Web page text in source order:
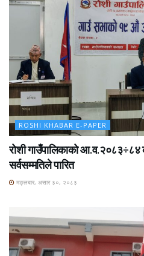
ROSHI KHABAR E-PAPER
रोशी गाउँपालिकाको आ.व.२०८३÷८४
सर्वसम्मतिले पारित
मङ्लबार, असार ३०, २०८३